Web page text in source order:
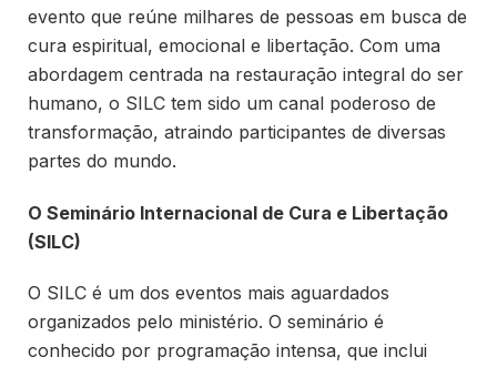
evento que reúne milhares de pessoas em busca de
cura espiritual, emocional e libertação. Com uma
abordagem centrada na restauração integral do ser
humano, o SILC tem sido um canal poderoso de
transformação, atraindo participantes de diversas
partes do mundo.
O Seminário Internacional de Cura e Libertação
(SILC)
O SILC é um dos eventos mais aguardados
organizados pelo ministério. O seminário é
conhecido por programação intensa, que inclui